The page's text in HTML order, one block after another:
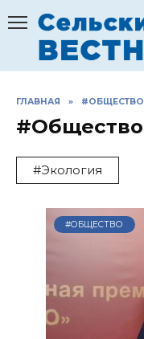
содержанию
ГЛАВНАЯ » #ОБЩЕСТВО
#Общество
#Экология
#ОБЩЕСТВО